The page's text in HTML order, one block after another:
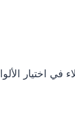
في اختيار